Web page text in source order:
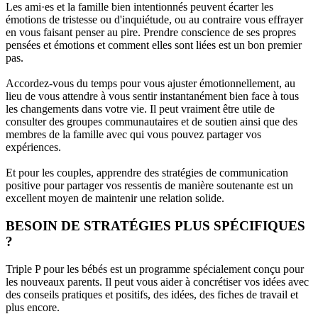
Les ami·es et la famille bien intentionnés peuvent écarter les
émotions de tristesse ou d'inquiétude, ou au contraire vous effrayer
en vous faisant penser au pire. Prendre conscience de ses propres
pensées et émotions et comment elles sont liées est un bon premier
pas.
Accordez-vous du temps pour vous ajuster émotionnellement, au
lieu de vous attendre à vous sentir instantanément bien face à tous
les changements dans votre vie. Il peut vraiment être utile de
consulter des groupes communautaires et de soutien ainsi que des
membres de la famille avec qui vous pouvez partager vos
expériences.
Et pour les couples, apprendre des stratégies de communication
positive pour partager vos ressentis de manière soutenante est un
excellent moyen de maintenir une relation solide.
BESOIN DE STRATÉGIES PLUS SPÉCIFIQUES
?
Triple P pour les bébés est un programme spécialement conçu pour
les nouveaux parents. Il peut vous aider à concrétiser vos idées avec
des conseils pratiques et positifs, des idées, des fiches de travail et
plus encore.